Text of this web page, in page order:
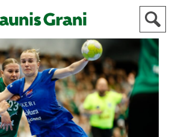
STADEN
AKTUELLT
IDROTT
KULTUR
HISTORIA